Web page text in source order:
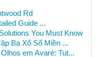
Rd
Guide ...
You Must Know
Ba Xổ Số Miền ...
em Avaré: Tut...